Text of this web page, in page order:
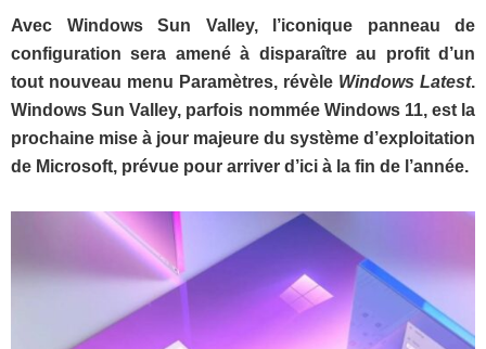
Avec Windows Sun Valley, l’iconique panneau de
configuration sera amené à disparaître au profit d’un
tout nouveau menu Paramètres, révèle Windows Latest.
Windows Sun Valley, parfois nommée Windows 11, est la
prochaine mise à jour majeure du système d’exploitation
de Microsoft, prévue pour arriver d’ici à la fin de l’année.